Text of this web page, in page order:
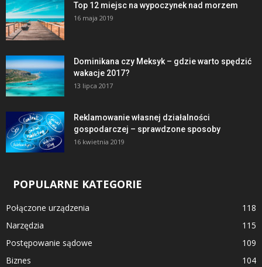
Top 12 miejsc na wypoczynek nad morzem
16 maja 2019
Dominikana czy Meksyk – gdzie warto spędzić
wakacje 2017?
13 lipca 2017
Reklamowanie własnej działalności
gospodarczej – sprawdzone sposoby
16 kwietnia 2019
POPULARNE KATEGORIE
Połączone urządzenia
118
Narzędzia
115
Postępowanie sądowe
109
Biznes
104